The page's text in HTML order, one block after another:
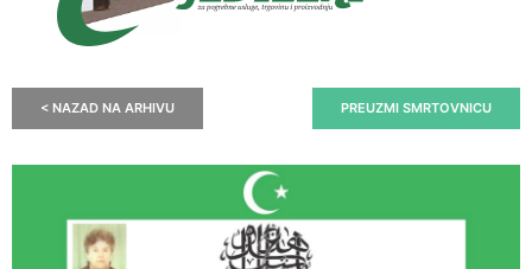
< NAZAD NA ARHIVU PREUZMI SMRTOVNICU